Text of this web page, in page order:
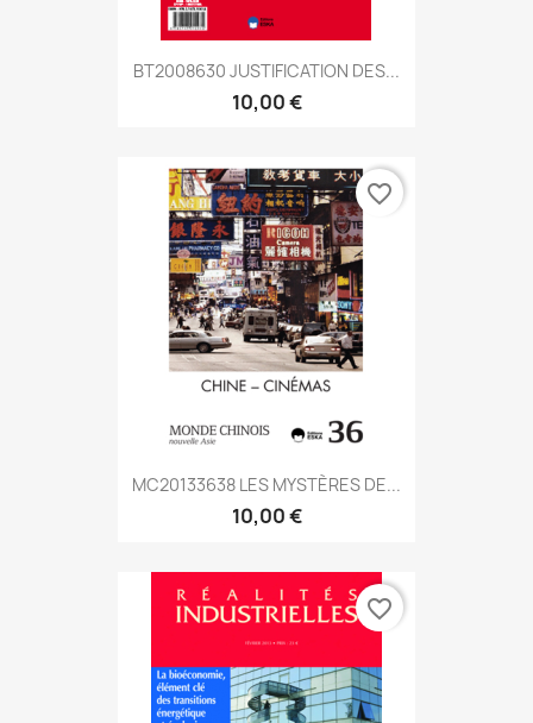
BT2008630 JUSTIFICATION DES...
10,00 €
MC20133638 LES MYSTÈRES DE...
10,00 €
favorite_border
favorite_border